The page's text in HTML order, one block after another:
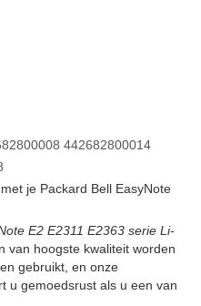
442682800014
je Packard Bell EasyNote
E2 E2311 E2363 serie Li-
van hoogste kwaliteit worden
gebruikt, en onze
u gemoedsrust als u een van